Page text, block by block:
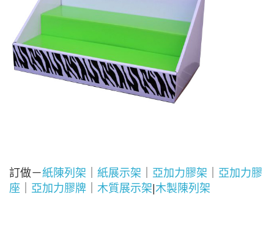
訂做－紙陳列架 紙展示架 亞加力膠架
亞加力膠
座
亞加力膠牌 木質展示架 木製陳列架